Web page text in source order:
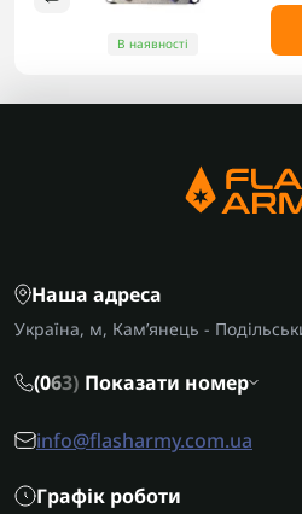
В наявності
Наша адреса
Україна, м, Кам’янець -
(063) Показати номер
info@flasharmy.com.ua
Графік роботи